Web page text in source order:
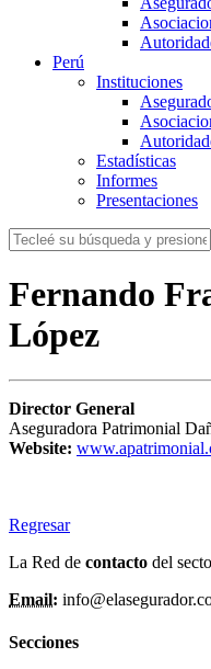
Perú
Instituciones
Estadísticas
Informes
Presentaciones
Fernando
López
Director General
Aseguradora Patrimonial
Website:
Regresar
La Red de contacto del
Email:
Secciones